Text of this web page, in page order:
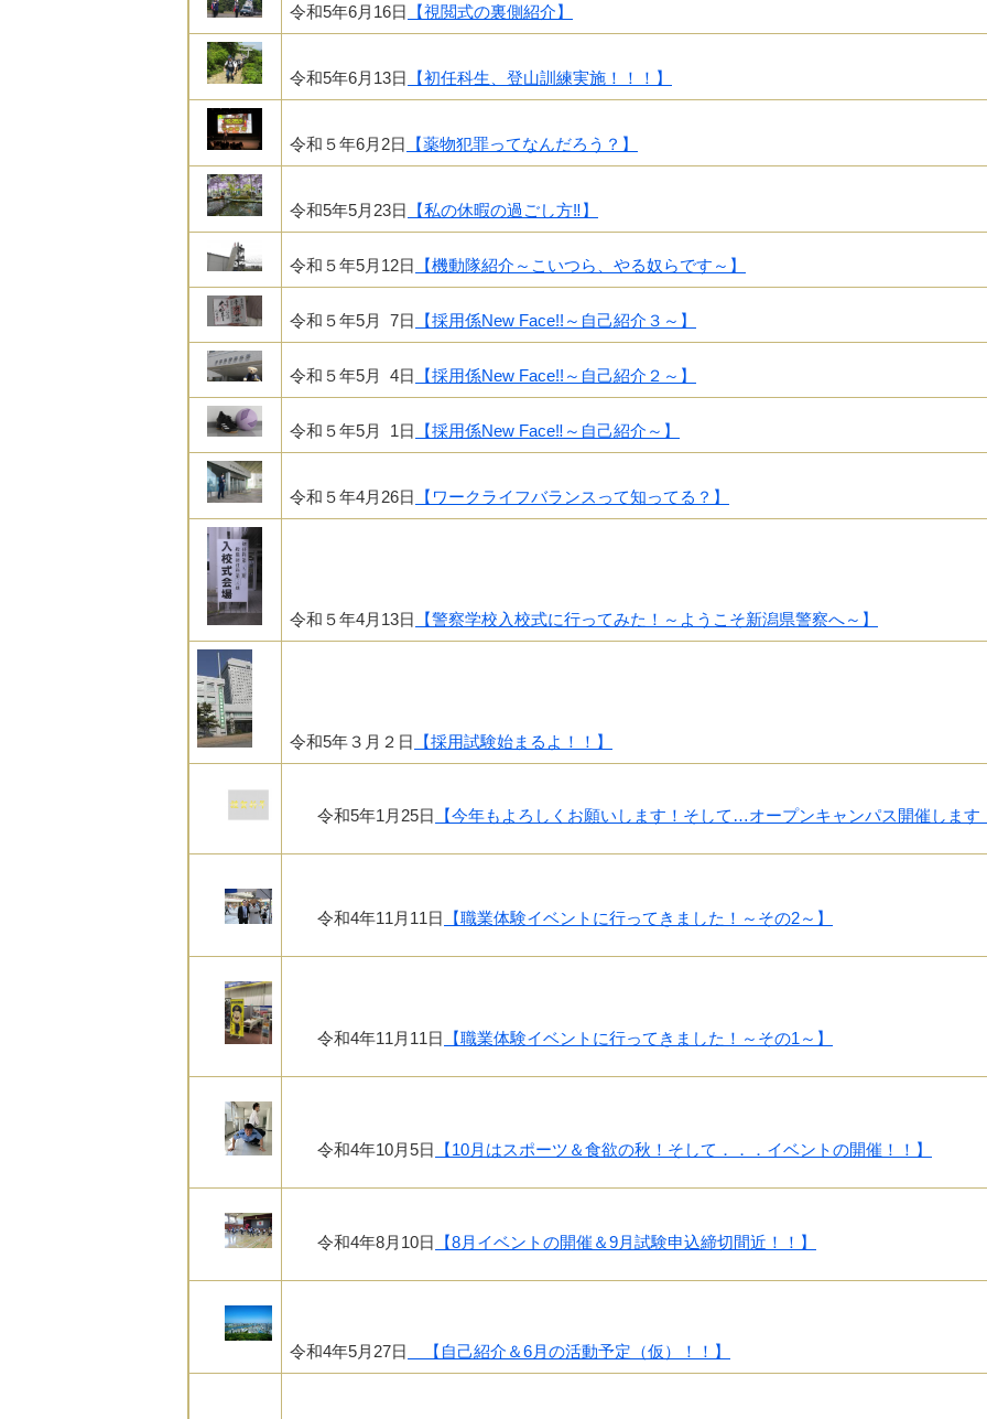
令和5年6月16日 【視閲式の裏側紹介】
令和5年6月13日 【初任科生、登山訓練実施！！！】
令和５年6月2日 【薬物犯罪ってなんだろう？】
令和5年5月23日 【私の休暇の過ごし方‼】
令和５年5月12日 【機動隊紹介～こいつら、やる奴らです～】
令和５年5月 7日 【採用係New Face!!～自己紹介３～】
令和５年5月 4日 【採用係New Face!!～自己紹介２～】
令和５年5月 1日 【採用係New Face‼～自己紹介～】
令和５年4月26日 【ワークライフバランスって知ってる？】
令和５年4月13日 【警察学校入校式に行ってみた！～ようこそ新潟県警察へ～】
令和5年３月２日 【採用試験始まるよ！！】
​令和5年1月25日 【今年もよろしくお願いします！そして…オープンキャンパス開催します
令和4年11月11日 【職業体験イベントに行ってきました！～その2～】
令和4年11月11日 【職業体験イベントに行ってきました！～その1～】
令和4年10月5日 【10月はスポーツ＆食欲の秋！そして．．．イベントの開催！！】
​令和4年8月10日 【8月イベントの開催＆9月試験申込締切間近！！】
令和4年5月27日 【自己紹介＆6月の活動予定（仮）！！】